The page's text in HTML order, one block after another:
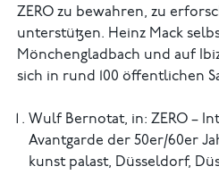
ZERO zu bewahren, zu
unterstützen. Heinz Mack
Mönchengladbach und auf
sich in rund 100 öffentlichen
Wulf Bernotat, in: ZERO –
Avantgarde der 50er/60er
kunst palast, Düsseldorf,